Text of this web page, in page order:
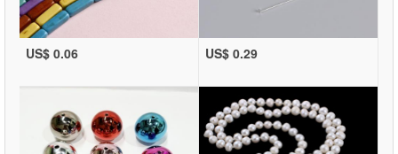
US$ 0.06 US$ 0.29